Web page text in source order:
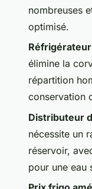
nombreuses
optimisé.
élimine la
répartition
conservation
Distributeur
nécessite un
réservoir,
pour une eau